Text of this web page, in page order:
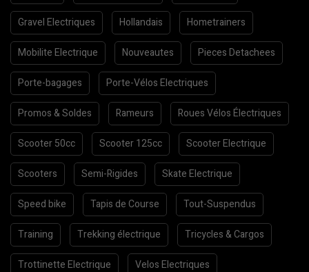
Gravel Electriques Hollandais Hometrainers
Mobilite Electrique Nouveautes Pieces Detachees
Porte-bagages Porte-Vélos Electriques
Promos & Soldes Rameurs Roues Vélos Électriques
Scooter 50cc Scooter 125cc Scooter Electrique
Scooters Semi-Rigides Skate Electrique
Speed bike Tapis de Course Tout-Suspendus
Training Trekking électrique Tricycles & Cargos
Trottinette Electrique Velos Electriques